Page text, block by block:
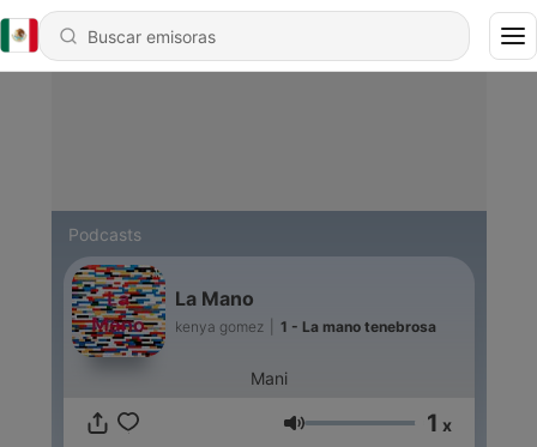
Podcasts
La Mano
kenya gomez 1 - La mano tenebrosa
Mani
Volumen 1 x